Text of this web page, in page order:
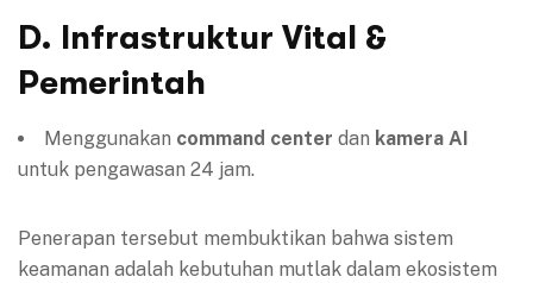
D. Infrastruktur Vital &
Pemerintah
Menggunakan command center dan kamera AI
untuk pengawasan 24 jam.
Penerapan tersebut membuktikan bahwa sistem
keamanan adalah kebutuhan mutlak dalam ekosistem